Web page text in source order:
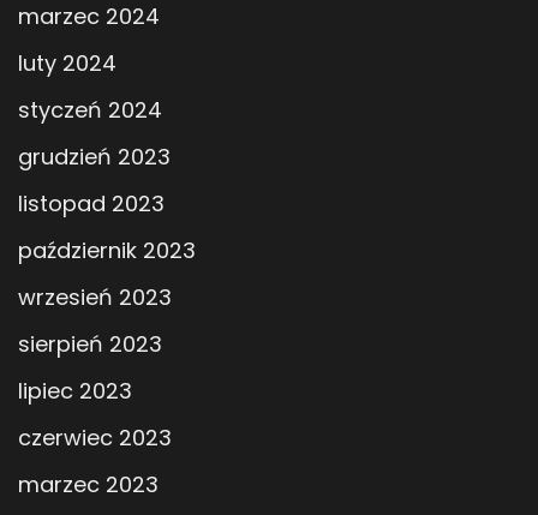
marzec 2024
luty 2024
styczeń 2024
grudzień 2023
listopad 2023
październik 2023
wrzesień 2023
sierpień 2023
lipiec 2023
czerwiec 2023
marzec 2023